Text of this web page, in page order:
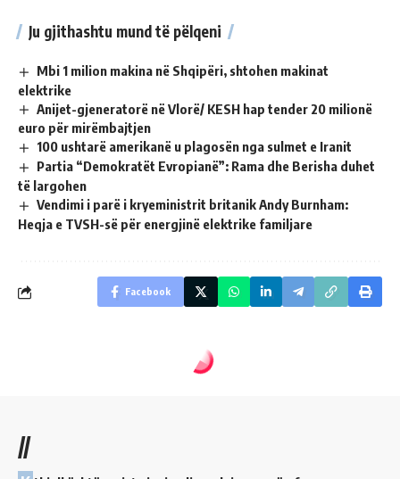
Ju gjithashtu mund të pëlqeni
Mbi 1 milion makina në Shqipëri, shtohen makinat
elektrike
Anijet-gjeneratorë në Vlorë/ KESH hap tender 20 milionë
euro për mirëmbajtjen
100 ushtarë amerikanë u plagosën nga sulmet e Iranit
Partia “Demokratët Evropianë”: Rama dhe Berisha duhet
të largohen
Vendimi i parë i kryeministrit britanik Andy Burnham:
Heqja e TVSH-së për energjinë elektrike familjare
Facebook
//